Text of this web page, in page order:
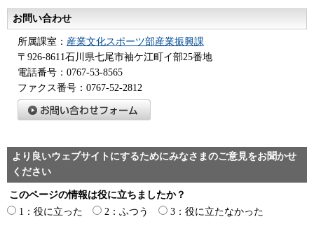
お問い合わせ
所属課室： 産業文化スポーツ部産業振興課
〒926-8611石川県七尾市袖ケ江町イ部25番地
電話番号：0767-53-8565
ファクス番号：0767-52-2812
より良いウェブサイトにするためにみなさまのご意見をお聞かせ
ください
このページの情報は役に立ちましたか？
1：役に立った
2：ふつう 3：役に立たなかった